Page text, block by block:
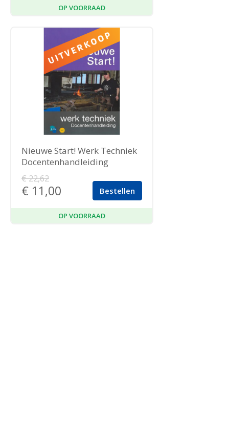
OP VOORRAAD
Nieuwe Start! Werk Techniek
Docentenhandleiding
€22,62
€ 11,00 Bestellen
OP VOORRAAD